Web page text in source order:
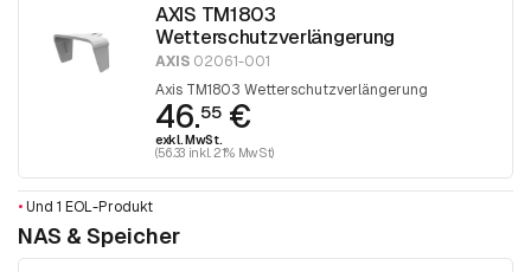
AXIS TM1803
Wetterschutzverlängerung
AXIS 02061-001
Axis TM1803 Wetterschutzverlängerung
46.55 €
exkl. MwSt.
(56.33 inkl. 21% MwSt)
• Und 1 EOL-Produkt
NAS & Speicher